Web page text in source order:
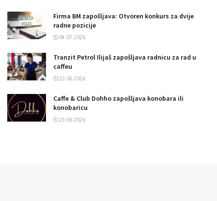
Firma BM zapošljava: Otvoren konkurs za dvije
radne pozicije
04.07.2026.
Tranzit Petrol Ilijaš zapošljava radnicu za rad u
caffeu
23.06.2026.
Caffe & Club Dohho zapošljava konobara ili
konobaricu
23.06.2026.